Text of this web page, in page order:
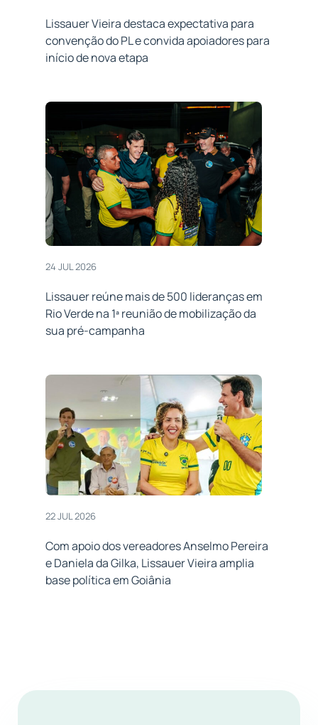
Lissauer Vieira destaca expectativa para
convenção do PL e convida apoiadores para
início de nova etapa
24 JUL 2026
Lissauer reúne mais de 500 lideranças em
Rio Verde na 1ª reunião de mobilização da
sua pré-campanha
22 JUL 2026
Com apoio dos vereadores Anselmo Pereira
e Daniela da Gilka, Lissauer Vieira amplia
base política em Goiânia